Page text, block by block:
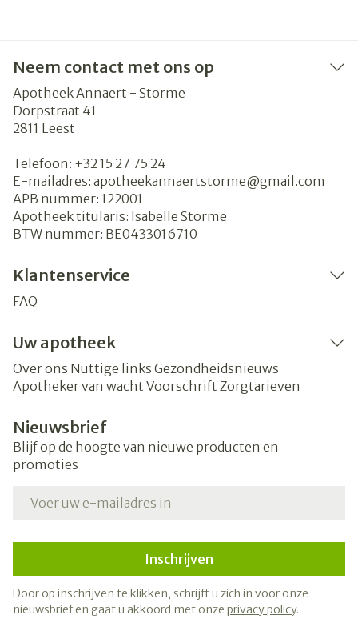
Neem contact met ons op
Apotheek Annaert - Storme
Dorpstraat 41
2811 Leest
Telefoon: +32 15 27 75 24
E-mailadres: apotheekannaertstorme@gmail.com
APB nummer: 122001
Apotheek titularis: Isabelle Storme
BTW nummer: BE0433016710
Klantenservice
FAQ
Uw apotheek
Over ons Nuttige links Gezondheidsnieuws
Apotheker van wacht Voorschrift Zorgtarieven
Nieuwsbrief
Blijf op de hoogte van nieuwe producten en
promoties
Inschrijven
Door op inschrijven te klikken, schrijft u zich in voor onze
nieuwsbrief en gaat u akkoord met onze privacy policy.